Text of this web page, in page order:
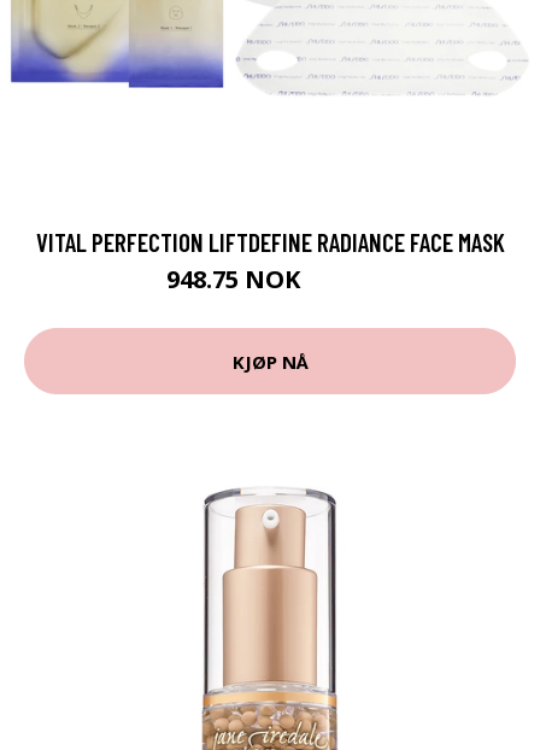
VITAL PERFECTION LIFTDEFINE RADIANCE FACE MASK
948.75 NOK
KJØP NÅ